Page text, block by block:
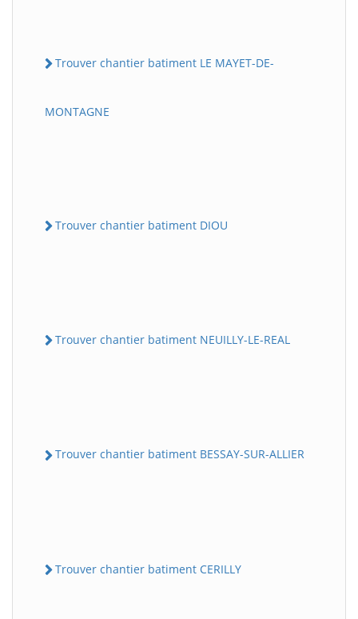
Trouver chantier batiment LE MAYET-DE-
MONTAGNE
Trouver chantier batiment DIOU
Trouver chantier batiment NEUILLY-LE-REAL
Trouver chantier batiment BESSAY-SUR-ALLIER
Trouver chantier batiment CERILLY